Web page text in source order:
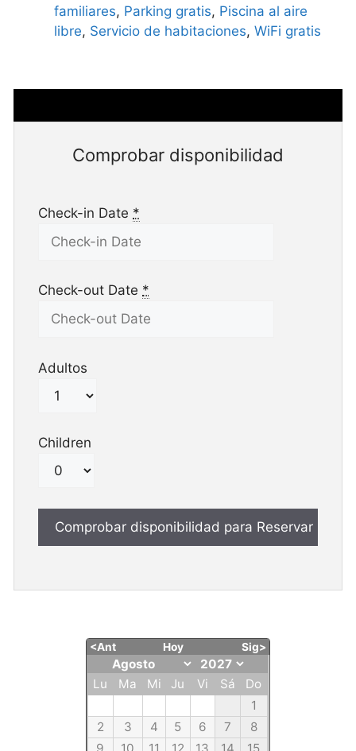
familiares, Parking gratis, Piscina al aire
libre, Servicio de habitaciones, WiFi gratis
Comprobar disponibilidad
Check-in Date *
Check-out Date *
Adultos
Children
<Ant Hoy Sig>
Lu Ma Mi Ju Vi Sá
Do
1
2
3 4 5 6 7
8